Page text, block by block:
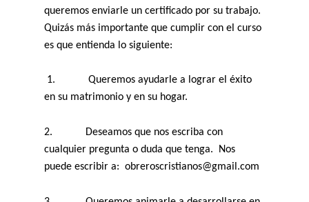
queremos enviarle un certificado por su trabajo.
Quizás más importante que cumplir con el curso
es que entienda lo siguiente:
1.
Queremos ayudarle a lograr el éxito
en su matrimonio y en su hogar.
2.
Deseamos que nos escriba con
cualquier pregunta o duda que tenga.
Nos
puede escribir a: obreroscristianos@gmail.com